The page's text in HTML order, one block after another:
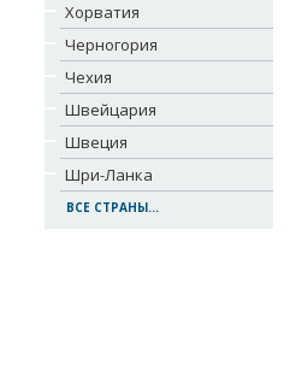
Хорватия
Черногория
Чехия
Швейцария
Швеция
Шри-Ланка
ВСЕ СТРАНЫ...